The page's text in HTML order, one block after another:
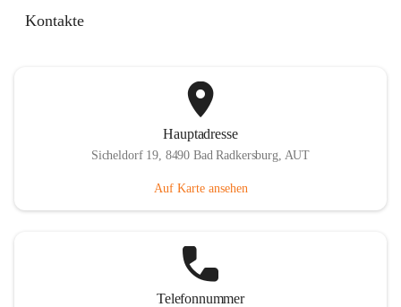
Kontakte
Hauptadresse
Sicheldorf 19, 8490 Bad Radkersburg, AUT
Auf Karte ansehen
Telefonnummer